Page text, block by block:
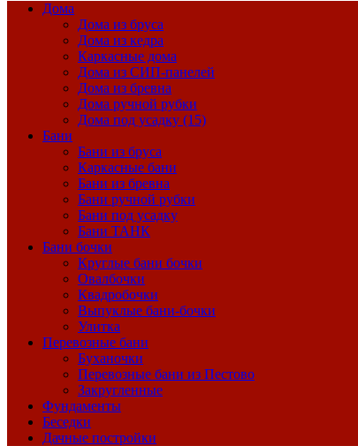
Дома
Дома из бруса
Дома из кедра
Каркасные дома
Дома из СИП-панелей
Дома из бревна
Дома ручной рубки
Дома под усадку (15)
Бани
Бани из бруса
Каркасные бани
Бани из бревна
Бани ручной рубки
Бани под усадку
Бани ТАНК
Бани бочки
Круглые бани бочки
Овалбочки
Квадробочки
Выпуклые бани-бочки
Улитка
Перевозные бани
Буханочки
Перевозные бани из Пестово
Закругленные
Фундаменты
Беседки
Дачные постройки